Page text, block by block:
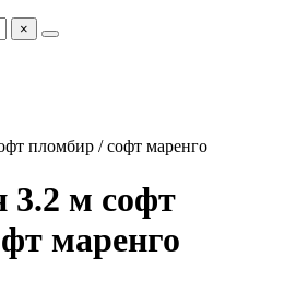
×
пломбир / софт маренго
3.2 м софт
маренго